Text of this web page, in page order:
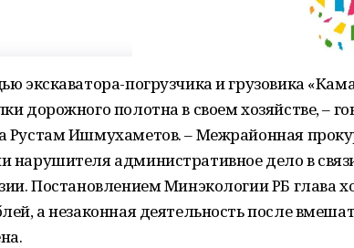
экскаватора-погрузчика и грузовика
дорожного полотна в своем хозяйстве, –
Рустам Ишмухаметов. – Межрайонная
нарушителя административное дело в
Постановлением Минэкологии РБ глава
а незаконная деятельность после